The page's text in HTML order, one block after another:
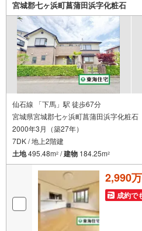
（定休日火・水曜日※店舗
可能ですので、どうぞお気
宮城郡七ヶ浜町菖蒲田浜字化粧石
仙石線 「下馬」駅 徒歩67分
宮城県宮城郡七ヶ浜町菖蒲田浜字化粧石
2000年3月（築27年）
7DK / 地上2階建
土地495.48m2 /建物 184.25m2
2,990
成約で